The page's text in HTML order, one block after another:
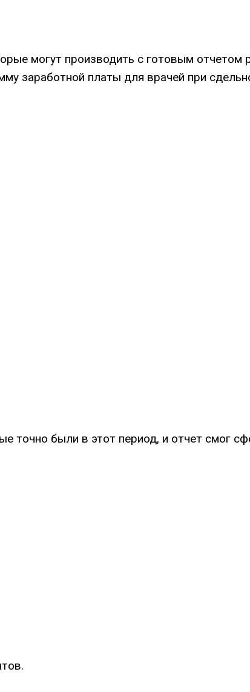
могут производить с готовым отчетом
заработной платы для врачей при
точно были в этот период, и отчет смог